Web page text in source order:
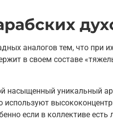
аналогов тем, что при
в своем составе
насыщенный уникальный
используют
если в коллективе